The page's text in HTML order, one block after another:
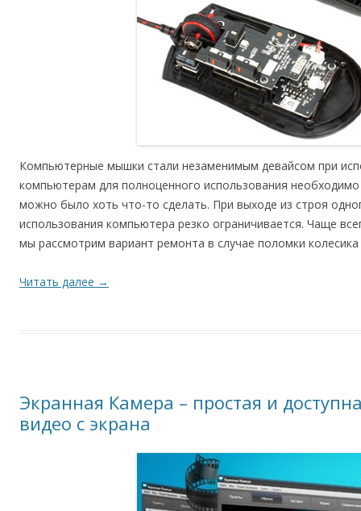
Компьютерные мышки стали незаменимым девайсом при
компьютерам для полноценного использования
можно было хоть что-то сделать. При выходе из строя
использования компьютера резко ограничивается. Чаще
мы рассмотрим вариант ремонта в случае поломки
Читать далее →
Экранная Камера – простая и
видео с экрана